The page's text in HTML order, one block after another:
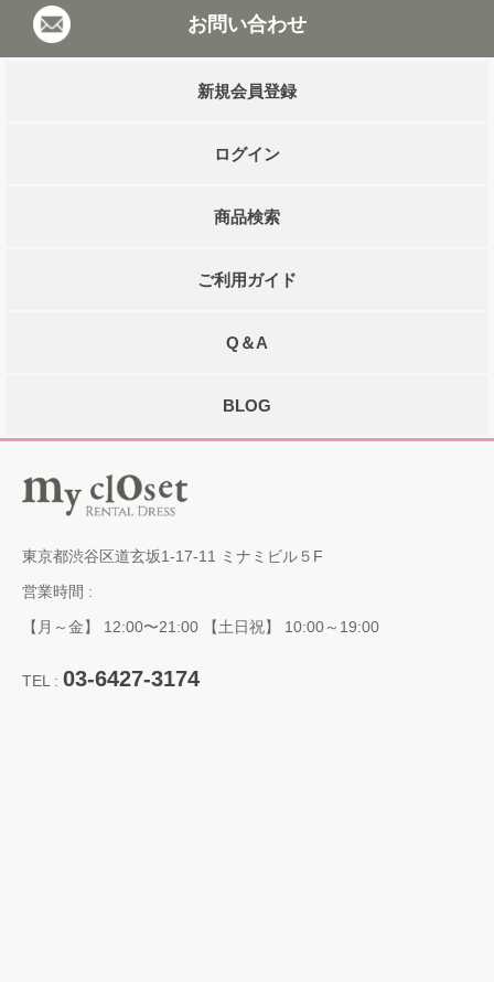
お問い合わせ
新規会員登録
ログイン
商品検索
ご利用ガイド
Q＆A
BLOG
東京都渋谷区道玄坂1-17-11 ミナミビル５F
営業時間 :
【月～金】 12:00〜21:00 【土日祝】 10:00～19:00
TEL : 03-6427-3174